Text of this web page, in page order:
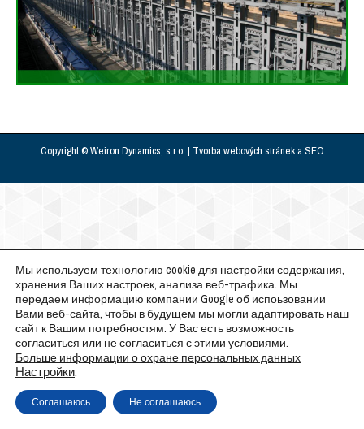
Copyright © Weiron Dynamics, s.r.o. | Tvorba webových stránekaSEO
Мы используем технологию cookie для настройки содержания,
хранения Ваших настроек, анализа веб-трафика. Мы
передаем информацию компании Google об испоьзовании
Вами веб-сайта, чтобы в будущем мы могли адаптировать наш
сайт к Вашим потребностям. У Вас есть возможность
согласиться или не согласиться с этими условиями.
Больше информации о охране персональных данных
Настройки.
Соглашаюсь Не соглашаюсь